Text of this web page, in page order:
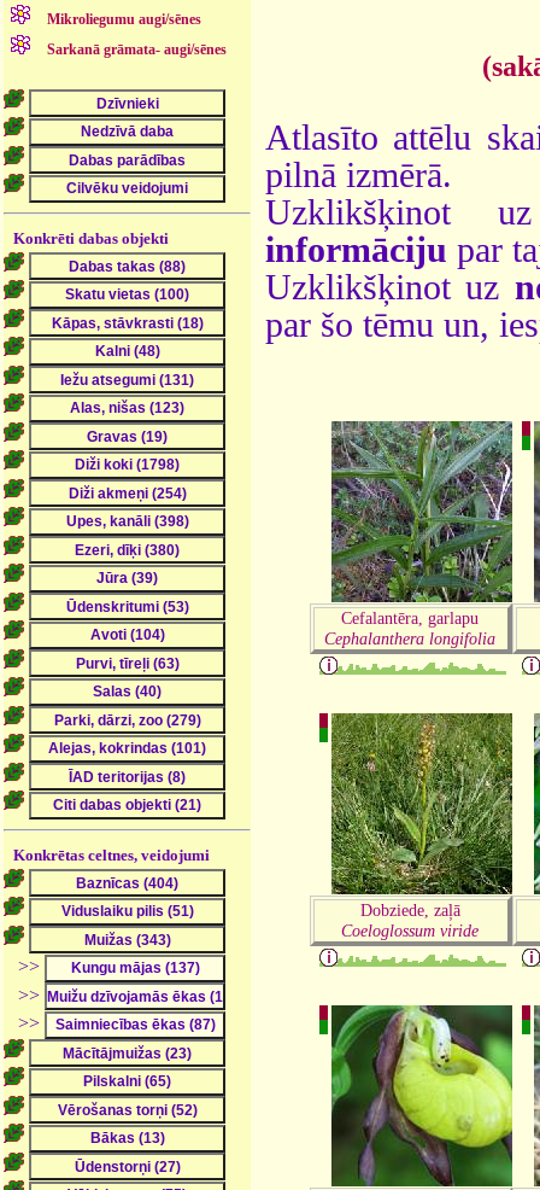
Mikroliegumu augi/sēnes
Sarkanā grāmata- augi/sēnes
Konkrēti dabas objekti
Konkrētas celtnes, veidojumi
>>
>>
>>
Atlasīto attēlu
pilnā izmērā.
Uzklikšķinot
informāciju par
Uzklikšķinot uz
par šo tēmu un,
Cefalantēra, garlapu
Cephalanthera longifolia
Dobziede, zaļā
Coeloglossum viride